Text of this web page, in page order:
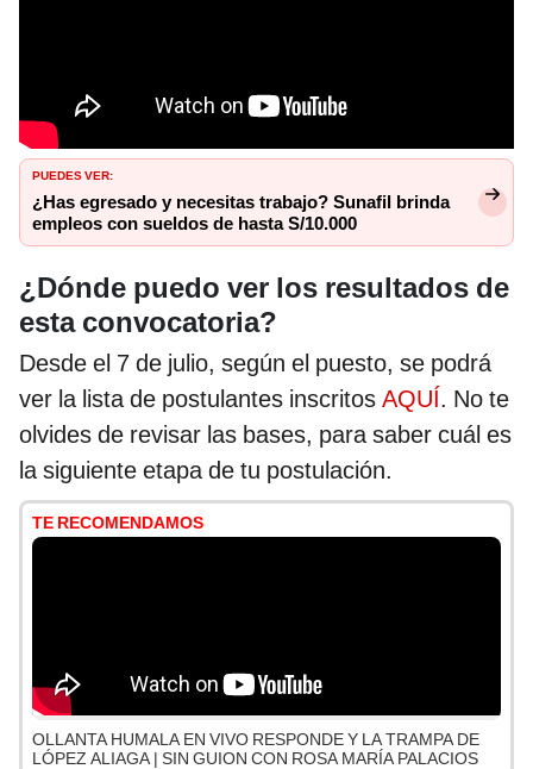
PUEDES VER:
¿Has egresado y necesitas trabajo? Sunafil brinda
empleos con sueldos de hasta S/10.000
¿Dónde puedo ver los resultados de
esta convocatoria?
Desde el 7 de julio, según el puesto, se podrá
ver la lista de postulantes inscritos AQUÍ. No te
olvides de revisar las bases, para saber cuál es
la siguiente etapa de tu postulación.
TE RECOMENDAMOS
OLLANTA HUMALA EN VIVO RESPONDE Y LA TRAMPA DE
LÓPEZ ALIAGA | SIN GUION CON ROSA MARÍA PALACIOS